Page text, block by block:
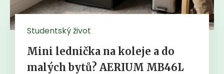
Studentský život
Mini lednička na koleje a do
malých bytů? AERIUM MB46L